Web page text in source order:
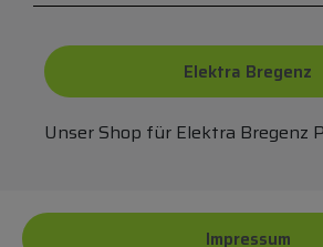
Elektra Bregenz
Unser Shop für Elektra Bregenz
Impressum